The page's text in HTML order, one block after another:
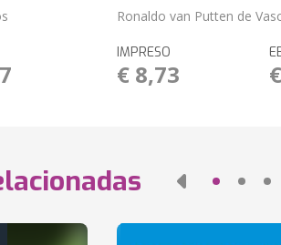
Ronaldo van Putten de
IMPRESO
€ 8,73